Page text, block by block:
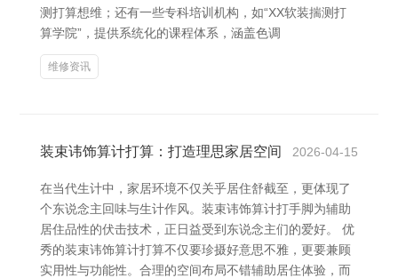
测打算想维；还有一些专科培训机构，如“XX软装揣测打
算学院”，提供系统化的课程体系，涵盖色调
维修资讯
装束讳饰算计打算：打造理思家居空间 2026-04-15
在当代生计中，家居环境不仅关乎居住舒截至，更体现了
个东说念主回味与生计作风。装束讳饰算计打手脚为辅助
居住品性的伏击技术，正日益受到东说念主们的爱好。 优
秀的装束讳饰算计打算不仅要珍摄好意思不雅，更要兼顾
实用性与功能性。合理的空间布局不错辅助居住体验，而